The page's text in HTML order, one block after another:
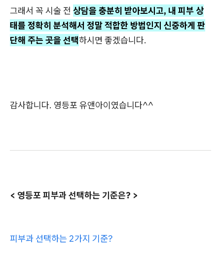
그래서 꼭 시술 전 상담을 충분히 받아보시고, 내 피부 상
태를 정확히 분석해서 정말 적합한 방법인지 신중하게 판
단해 주는 곳을 선택하시면 좋겠습니다.
감사합니다. 영등포 유앤아이였습니다^^
< 영등포 피부과 선택하는 기준은? >
피부과 선택하는 2가지 기준?